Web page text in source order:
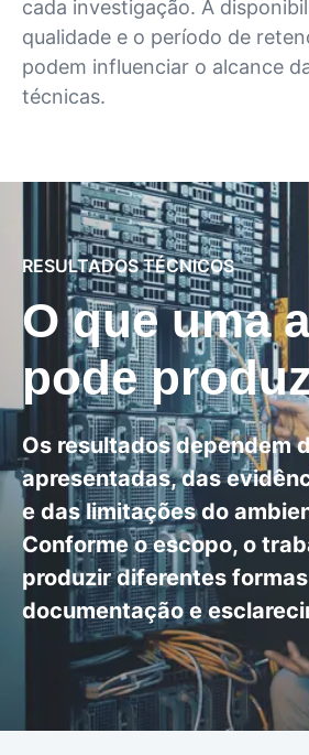
cada investigação. A
qualidade e o período de
podem influenciar o alcance
técnicas.
RESULTADOS TÉCNICOS
O que uma
pode
Os resultados dependem
apresentadas, das
e das limitações do
Conforme o escopo, o
produzir diferentes
documentação e